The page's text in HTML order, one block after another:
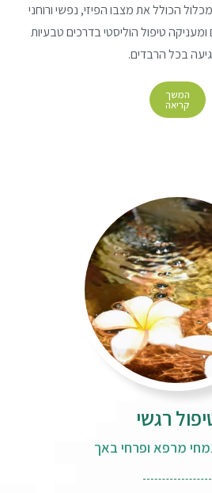
הכולל את מצבו הפיזי, נפשי ורוחני
טיפול הוליסטי בדרכים טבעיות
בכל הרבדים.
המשך
קריאה
רגשי
מרפא ופרחי באך